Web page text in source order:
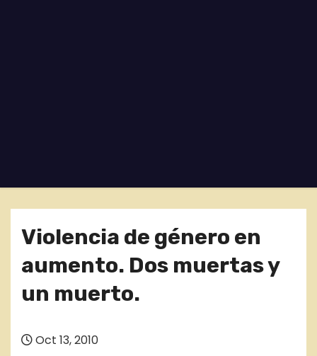
Violencia de género en
aumento. Dos muertas y
un muerto.
Oct 13, 2010